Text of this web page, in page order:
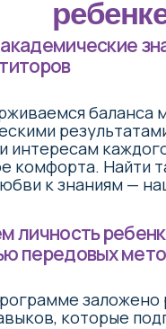
подход
погружение в языковую
языкового барьера
язык